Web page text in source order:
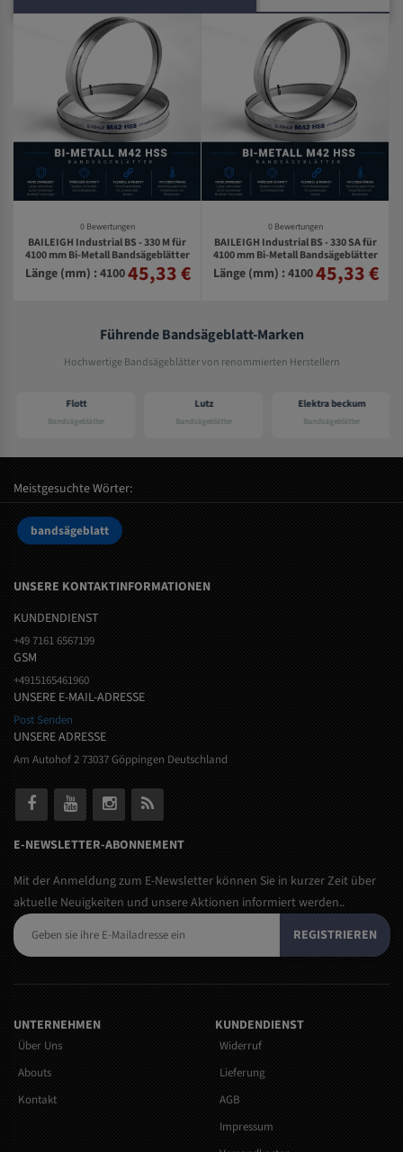
0 Bewertungen
BAILEIGH Industrial BS - 330 M für
4100 mm Bi-Metall Bandsägeblätter
Länge (mm) : 410045,33 €
0 Bewertungen
BAILEIGH Industrial BS - 330 SA für
4100 mm Bi-Metall Bandsägeblätter
Länge (mm) : 410045,33 €
Führende Bandsägeblatt-Marken
Hochwertige Bandsägeblätter von renommierten Herstellern
Flott
Bandsägeblätter
Lutz
Bandsägeblätter
Elektra beckum
Bandsägeblätter
Meistgesuchte Wörter:
bandsägeblatt
UNSERE KONTAKTINFORMATIONEN
KUNDENDIENST
+49 7161 6567199
GSM
+4915165461960
UNSERE E-MAIL-ADRESSE
Post Senden
UNSERE ADRESSE
Am Autohof 2 73037 Göppingen Deutschland
E-NEWSLETTER-ABONNEMENT
Mit der Anmeldung zum E-Newsletter können Sie in kurzer Zeit über
aktuelle Neuigkeiten und unsere Aktionen informiert werden..
REGISTRIEREN
UNTERNEHMEN
Über Uns
Abouts
Kontakt
KUNDENDIENST
Widerruf
Lieferung
AGB
Impressum